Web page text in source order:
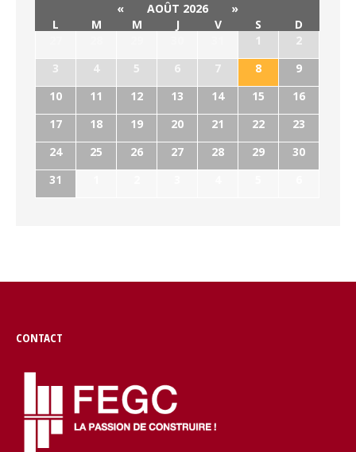
« AOÛT 2026
»
L
M M J V S
D
1
2
3
4 5 6 7 8
9
10
11 12 13 14 15
16
17
18 19 20 21 22
23
24
25 26 27 28 29
30
31
CONTACT